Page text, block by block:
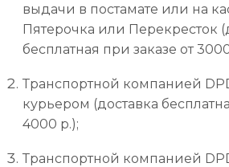
выдачи в постамате или на
Пятерочка или Перекресток
бесплатная при заказе от
Транспортной компанией
курьером (доставка
4000 р.);
Транспортной компанией